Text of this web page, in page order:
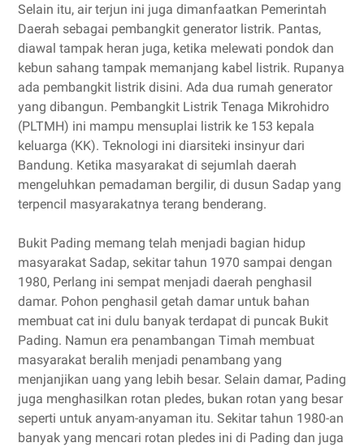
Selain itu, air terjun ini juga dimanfaatkan Pemerintah
Daerah sebagai pembangkit generator listrik. Pantas,
diawal tampak heran juga, ketika melewati pondok dan
kebun sahang tampak memanjang kabel listrik. Rupanya
ada pembangkit listrik disini. Ada dua rumah generator
yang dibangun. Pembangkit Listrik Tenaga Mikrohidro
(PLTMH) ini mampu mensuplai listrik ke 153 kepala
keluarga (KK). Teknologi ini diarsiteki insinyur dari
Bandung. Ketika masyarakat di sejumlah daerah
mengeluhkan pemadaman bergilir, di dusun Sadap yang
terpencil masyarakatnya terang benderang.
Bukit Pading memang telah menjadi bagian hidup
masyarakat Sadap, sekitar tahun 1970 sampai dengan
1980, Perlang ini sempat menjadi daerah penghasil
damar. Pohon penghasil getah damar untuk bahan
membuat cat ini dulu banyak terdapat di puncak Bukit
Pading. Namun era penambangan Timah membuat
masyarakat beralih menjadi penambang yang
menjanjikan uang yang lebih besar. Selain damar, Pading
juga menghasilkan rotan pledes, bukan rotan yang besar
seperti untuk anyam-anyaman itu. Sekitar tahun 1980-an
banyak yang mencari rotan pledes ini di Pading dan juga